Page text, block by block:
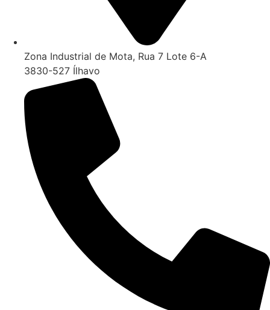
Zona Industrial de Mota, Rua 7 Lote 6-A
3830-527 Ílhavo